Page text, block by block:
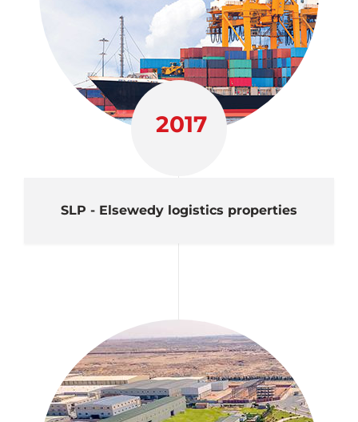
2017
SLP - Elsewedy logistics properties